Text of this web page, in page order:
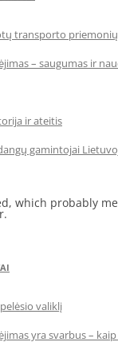
transporto
– saugumas ir
ir ateitis
gamintojai
which probably
valiklį
yra svarbus –